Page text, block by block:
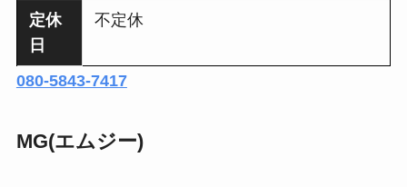
定休
日
不定休
080-5843-7417
MG(エムジー)